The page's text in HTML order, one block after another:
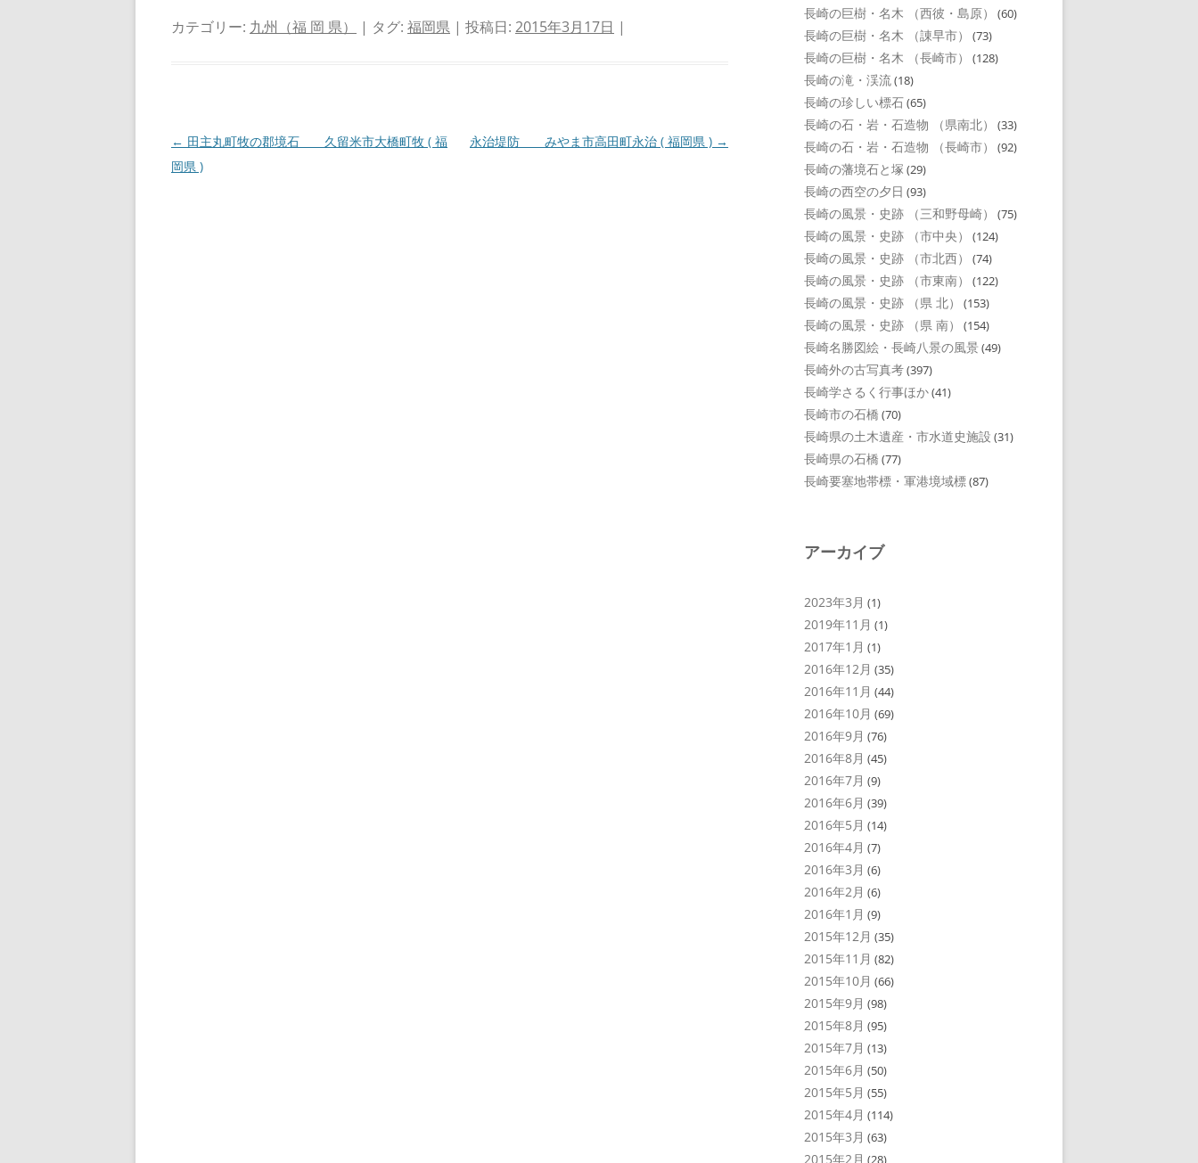
カテゴリー: 九州（福 岡 県） | タグ: 福岡県 | 投稿日: 2015年3月17日 |
投
稿
← 田主丸町牧の郡境石 久留米市大橋町牧 ( 福
岡県 )
永治堤防 みやま市高田町永治 ( 福岡県 ) →
長崎の巨樹・名木 （西彼・島原） (60)
長崎の巨樹・名木 （諌早市） (73)
長崎の巨樹・名木 （長崎市） (128)
長崎の滝・渓流(18)
長崎の珍しい標石(65)
長崎の石・岩・石造物 （県南北） (33)
長崎の石・岩・石造物 （長崎市） (92)
長崎の藩境石と塚 (29)
長崎の西空の夕日 (93)
長崎の風景・史跡 （三和野母崎） (75)
長崎の風景・史跡 （市中央） (124)
長崎の風景・史跡 （市北西） (74)
長崎の風景・史跡 （市東南） (122)
長崎の風景・史跡 （県 北） (153)
長崎の風景・史跡 （県 南） (154)
長崎名勝図絵・長崎八景の風景 (49)
長崎外の古写真考(397)
長崎学さるく行事ほか(41)
長崎市の石橋 (70)
長崎県の土木遺産・市水道史施設 (31)
長崎県の石橋 (77)
長崎要塞地帯標・軍港境域標(87)
アーカイブ
2023年3月 (1)
2019年11月 (1)
2017年1月 (1)
2016年12月 (35)
2016年11月 (44)
2016年10月 (69)
2016年9月 (76)
2016年8月 (45)
2016年7月 (9)
2016年6月 (39)
2016年5月 (14)
2016年4月 (7)
2016年3月 (6)
2016年2月 (6)
2016年1月 (9)
2015年12月 (35)
2015年11月 (82)
2015年10月 (66)
2015年9月 (98)
2015年8月 (95)
2015年7月 (13)
2015年6月 (50)
2015年5月 (55)
2015年4月 (114)
2015年3月 (63)
2015年2月 (28)